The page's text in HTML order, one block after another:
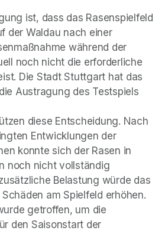
ist, dass das Rasenspielfeld
der Waldau nach einer
während der
noch nicht die erforderliche
Die Stadt Stuttgart hat das
Austragung des Testspiels
diese Entscheidung. Nach
Entwicklungen der
konnte sich der Rasen in
noch nicht vollständig
Belastung würde das
am Spielfeld erhöhen.
getroffen, um die
den Saisonstart der